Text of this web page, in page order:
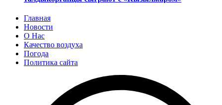
Главная
Новости
О Нас
Качество воздуха
Погода
Политика сайта